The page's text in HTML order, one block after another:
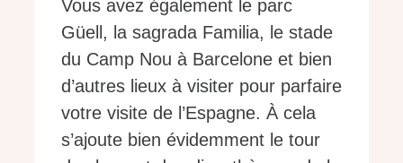
Vous avez également le parc
Güell, la sagrada Familia, le stade
du Camp Nou à Barcelone et bien
d’autres lieux à visiter pour parfaire
votre visite de l’Espagne. À cela
s’ajoute bien évidemment le tour